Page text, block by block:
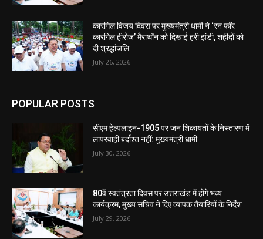
कारगिल विजय दिवस पर मुख्यमंत्री धामी ने ‘रन फॉर
कारगिल हीरोज’ मैराथॉन को दिखाई हरी झंडी, शहीदों को
दी श्रद्धांजलि
July 26, 2026
POPULAR POSTS
सीएम हेल्पलाइन-1905 पर जन शिकायतों के निस्तारण में
लापरवाही बर्दाश्त नहीं: मुख्यमंत्री धामी
July 30, 2026
80वें स्वतंत्रता दिवस पर उत्तराखंड में होंगे भव्य
कार्यक्रम, मुख्य सचिव ने दिए व्यापक तैयारियों के निर्देश
July 29, 2026